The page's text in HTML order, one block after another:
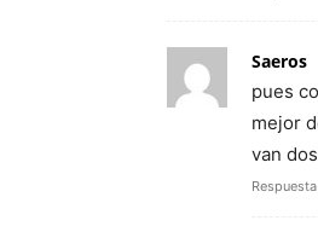
Saeros
pues
mejor
van
Respuesta